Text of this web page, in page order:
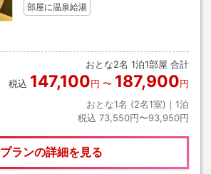
部屋に温泉給湯
おとな2名 1泊1部屋 合計
税込 147,100円 〜 187,900円
おとな1名 (2名1室)｜ 1泊
税込 73,550円〜93,950円
プランの詳細を見る